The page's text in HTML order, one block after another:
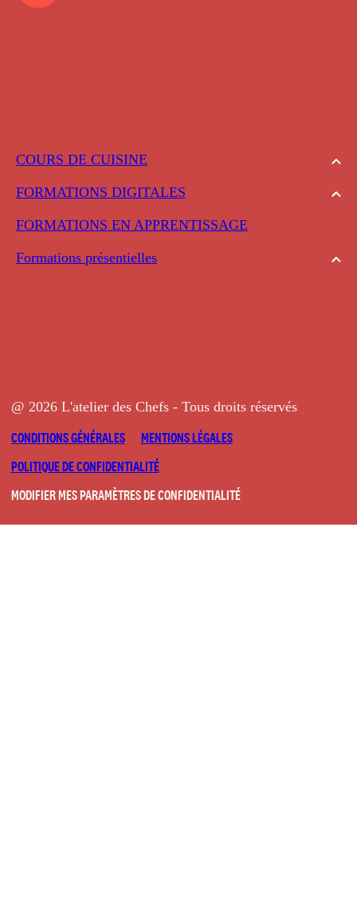
COURS DE CUISINE
FORMATIONS DIGITALES
FORMATIONS EN APPRENTISSAGE
Formations présentielles
@ 2026 L'atelier des Chefs - Tous droits réservés
CONDITIONS GÉNÉRALES
MENTIONS LÉGALES
POLITIQUE DE CONFIDENTIALITÉ
MODIFIER MES PARAMÈTRES DE CONFIDENTIALITÉ